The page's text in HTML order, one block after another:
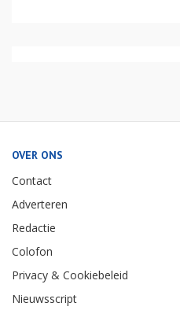
OVER ONS
Contact
Adverteren
Redactie
Colofon
Privacy & Cookiebeleid
Nieuwsscript